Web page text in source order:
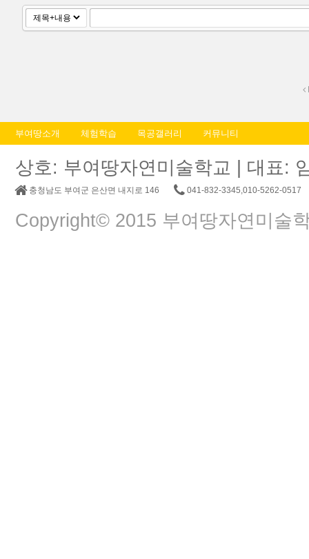
부여땅소개 체험학습 목공갤러리 커뮤니티
상호: 부여땅자연미술학교 | 대표:
충청남도 부여군 은산면 내지로 146 041-832-3345,010-5262-0517
Copyright© 2015 부여땅자연미술